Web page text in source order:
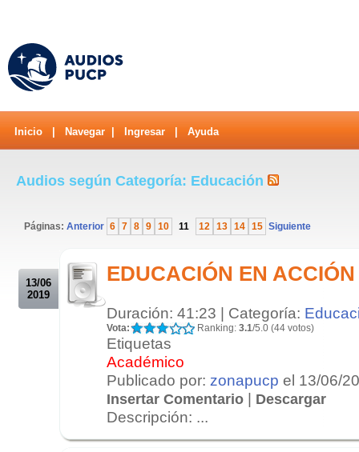
Inicio Navegar Ingresar Ayuda
Audios según Categoría: Educación
Páginas: Anterior 6 7 8 9 10 11 12 13 14 15 Siguiente
13/06
2019
EDUCACIÓN EN ACCIÓN
Duración: 41:23 | Categoría:
Vota: Ranking: 3.1/5.0 (44 votos)
Etiquetas
Académico
Publicado por: zonapucp el 13/06/
Insertar Comentario | Descargar
Descripción: ...